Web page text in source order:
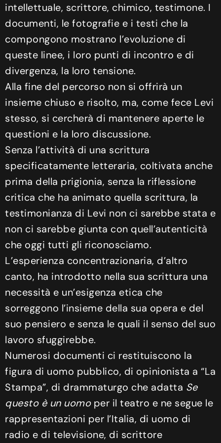
intellettuale, scrittore, chimico, testimone. I
documenti, le fotografie e i testi che la
compongono mostrano l’evoluzione di
queste linee, i loro punti di incontro e di
divergenza, la loro tensione.
Alla fine del percorso non si offrirà un
insieme chiuso e risolto, ma, come fece Levi
stesso, si cercherà di mantenere aperte le
questioni e la loro discussione.
Senza l’attività di una scrittura
specificatamente letteraria, coltivata anche
prima della prigionia, senza la riflessione
critica che ha animato quella scrittura, la
testimonianza di Levi non ci sarebbe stata e
non ci sarebbe giunta con quell’autenticità
che oggi tutti gli riconosciamo.
L’esperienza concentrazionaria, d’altro
canto, ha introdotto nella sua scrittura una
necessità e un’esigenza etica che
sorreggono l’insieme della sua opera e del
suo pensiero e senza le quali il senso del suo
lavoro sfuggirebbe.
Numerosi documenti ci restituiscono la
figura di uomo pubblico, di opinionista a “La
Stampa”, di drammaturgo che adatta Se
questo è un uomoper il teatro e ne segue le
rappresentazioni per l’Italia, di uomo di
radio e di televisione, di scrittore